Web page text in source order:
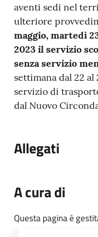
aventi sedi nel
ulteriore
maggio, martedì
2023 il servizio
senza servizio
settimana dal 22 al
servizio di
dal Nuovo
Allegati
A cura di
Questa pagina è